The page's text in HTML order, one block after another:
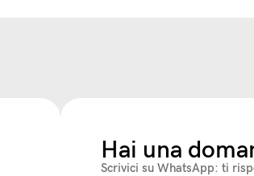
Hai una
Scrivici su WhatsApp: ti